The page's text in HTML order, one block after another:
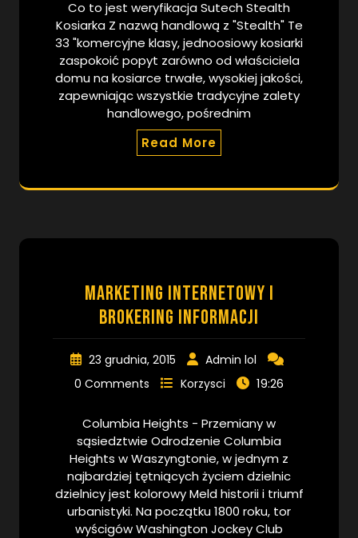
Co to jest weryfikacja Sutech Stealth
Kosiarka Z nazwą handlową z "Stealth" Te
33 "komercyjne klasy, jednoosiowy kosiarki
zaspokoić popyt zarówno od właściciela
domu na kosiarce trwałe, wysokiej jakości,
zapewniając wszystkie tradycyjne zalety
handlowego, pośrednim
Read More
Marketing internetowy i
brokering informacji
23 grudnia, 2015
Admin lol
0 Comments
Korzysci 19:26
Columbia Heights - Przemiany w
sąsiedztwie Odrodzenie Columbia
Heights w Waszyngtonie, w jednym z
najbardziej tętniących życiem dzielnic
dzielnicy jest kolorowy Meld historii i triumf
urbanistyki. Na początku 1800 roku, tor
wyścigów Washington Jockey Club